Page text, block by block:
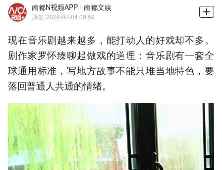
南都N视频APP · 南都文娱
原创 2026-07-04 09:59
现在音乐剧越来越多，能打动人的好戏却不多。
剧作家罗怀臻聊起做戏的道理：音乐剧有一套全
球通用标准，写地方故事不能只堆当地特色，要
落回普通人共通的情绪。